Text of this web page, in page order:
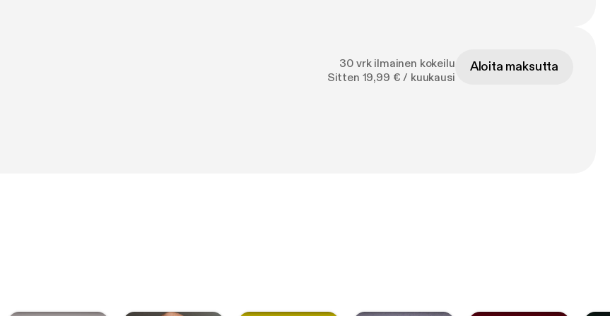
30 vrk ilmainen kokeilu
Sitten 19,99 € / kuukausi
Aloita maksutta